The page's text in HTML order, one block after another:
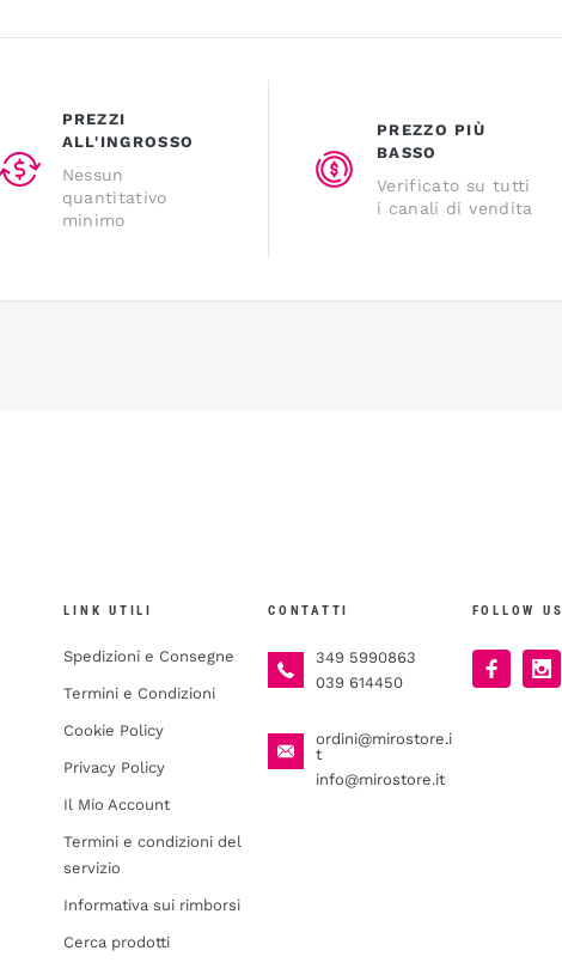
PREZZI
ALL'INGROSSO
Nessun
quantitativo
minimo
PREZZO PIÙ
BASSO
Verificato su tutti
i canali di vendita
LINK UTILI
Spedizioni e Consegne
Termini e Condizioni
Cookie Policy
Privacy Policy
Il Mio Account
Termini e condizioni del
servizio
Informativa sui rimborsi
Cerca prodotti
CONTATTI
349 5990863
039 614450
ordini@mirostore.i
t
info@mirostore.it
FOLLOW US